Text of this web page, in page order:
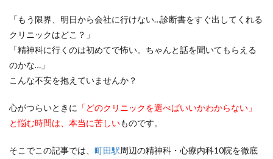
「もう限界、明日から会社に行けない…診断書をすぐ出してくれる
クリニックはどこ？」
「精神科に行くのは初めてで怖い。ちゃんと話を聞いてもらえる
のかな…」
こんな不安を抱えていませんか？
心がつらいときに 「どのクリニックを選べばいいかわからない」
と悩む時間は、本当に苦しいものです。
そこでこの記事では、 町田駅周辺の精神科・心療内科10院を徹底